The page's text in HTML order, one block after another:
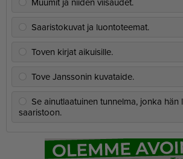
Saaristokuvat ja luontoteemat.
Toven kirjat aikuisille.
Tove Janssonin kuvataide.
Se ainutlaatuinen tunnelma, jonka
saaristoon.